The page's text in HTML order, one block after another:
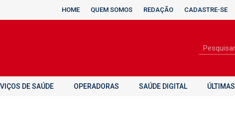
HOME QUEM SOMOS REDAÇÃO CADASTRE-SE
DE SAÚDE OPERADORAS SAÚDE DIGITAL ÚLTIMAS